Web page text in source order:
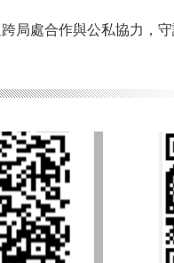
處合作與公私協力，守